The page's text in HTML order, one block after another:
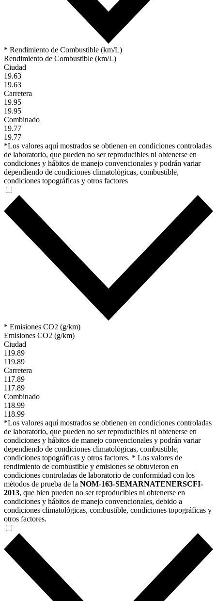
* Rendimiento de Combustible (km/L)
Rendimiento de Combustible (km/L)
Ciudad
19.63
19.63
Carretera
19.95
19.95
Combinado
19.77
19.77
*Los valores aquí mostrados se obtienen en condiciones controladas
de laboratorio, que pueden no ser reproducibles ni obtenerse en
condiciones y hábitos de manejo convencionales y podrán variar
dependiendo de condiciones climatológicas, combustible,
condiciones topográficas y otros factores
* Emisiones CO2 (g/km)
Emisiones CO2 (g/km)
Ciudad
119.89
119.89
Carretera
117.89
117.89
Combinado
118.99
118.99
*Los valores aquí mostrados se obtienen en condiciones controladas
de laboratorio, que pueden no ser reproducibles ni obtenerse en
condiciones y hábitos de manejo convencionales y podrán variar
dependiendo de condiciones climatológicas, combustible,
condiciones topográficas y otros factores. * Los valores de
rendimiento de combustible y emisiones se obtuvieron en
condiciones controladas de laboratorio de conformidad con los
métodos de prueba de la NOM-163-SEMARNATENERSCFI-
2013, que bien pueden no ser reproducibles ni obtenerse en
condiciones y hábitos de manejo convencionales, debido a
condiciones climatológicas, combustible, condiciones topográficas y
otros factores.